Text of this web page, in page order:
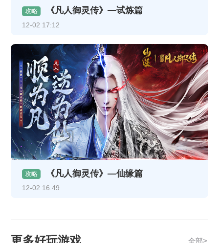
攻略 《凡人御灵传》—试炼篇
12-02 17:12
攻略 《凡人御灵传》—仙缘篇
12-02 16:49
全部>